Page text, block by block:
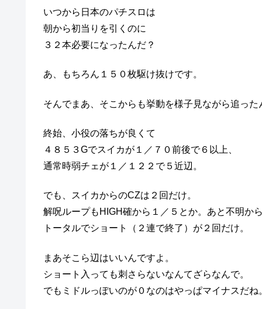
いつから日本のパチスロは
朝から初当りを引くのに
３２本必要になったんだ？
あ、もちろん１５０枚駆け抜けです。
そんでまあ、そこからも挙動を様子見ながら追った
終始、小役の落ちが良くて
４８５３Gでスイカが１／７０前後で６以上、
通常時弱チェが１／１２２で５近辺。
でも、スイカからのCZは２回だけ。
解呪ループもHIGH確から１／５とか。あと不明から
トータルでショート（２連で終了）が２回だけ。
まあそこら辺はいいんですよ。
ショート入っても刺さらないなんてざらなんで。
でもミドルっぽいのが０なのはやっぱマイナスだね